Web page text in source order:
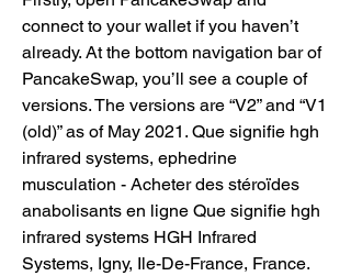
connect to your wallet if you haven’t
already. At the bottom navigation bar of
PancakeSwap, you’ll see a couple of
versions. The versions are “V2” and “V1
(old)” as of May 2021. Que signifie hgh
infrared systems, ephedrine
musculation - Acheter des stéroïdes
anabolisants en ligne Que signifie hgh
infrared systems HGH Infrared
Systems, Igny, Ile-De-France, France.